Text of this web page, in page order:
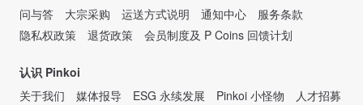
问与答
大宗采购 运送方式说明 通知中心
服务条款
隐私权政策
退货政策 会员制度及 P Coins 回馈计划
认识 Pinkoi
关于我们
媒体报导 ESG 永续发展 Pinkoi 小怪物
人才招募